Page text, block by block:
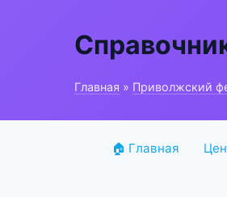
Главная » Приволжский
🏠 Главная